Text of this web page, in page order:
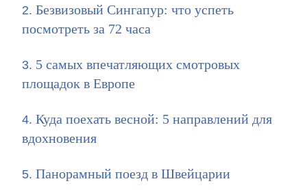
Безвизовый Сингапур: что успеть
посмотреть за 72 часа
5 самых впечатляющих смотровых
площадок в Европе
Куда поехать весной: 5 направлений для
вдохновения
Панорамный поезд в Швейцарии